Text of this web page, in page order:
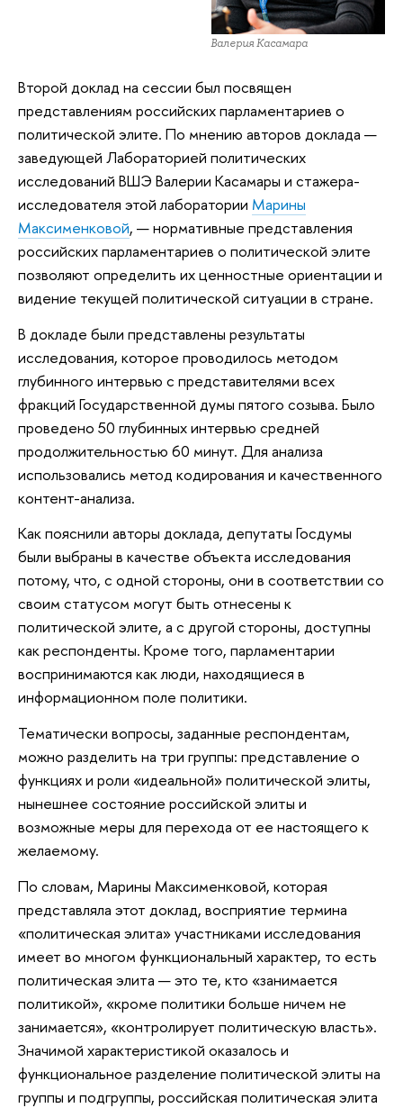
Валерия Касамара
Второй доклад на сессии был посвящен
представлениям российских парламентариев о
политической элите. По мнению авторов доклада —
заведующей Лабораторией политических
исследований ВШЭ Валерии Касамары и стажера-
исследователя этой лаборатории Марины
Максименковой, — нормативные представления
российских парламентариев о политической элите
позволяют определить их ценностные ориентации и
видение текущей политической ситуации в стране.
В докладе были представлены результаты
исследования, которое проводилось методом
глубинного интервью с представителями всех
фракций Государственной думы пятого созыва. Было
проведено 50 глубинных интервью средней
продолжительностью 60 минут. Для анализа
использовались метод кодирования и качественного
контент-анализа.
Как пояснили авторы доклада, депутаты Госдумы
были выбраны в качестве объекта исследования
потому, что, с одной стороны, они в соответствии со
своим статусом могут быть отнесены к
политической элите, а с другой стороны, доступны
как респонденты. Кроме того, парламентарии
воспринимаются как люди, находящиеся в
информационном поле политики.
Тематически вопросы, заданные респондентам,
можно разделить на три группы: представление о
функциях и роли «идеальной» политической элиты,
нынешнее состояние российской элиты и
возможные меры для перехода от ее настоящего к
желаемому.
По словам, Марины Максименковой, которая
представляла этот доклад, восприятие термина
«политическая элита» участниками исследования
имеет во многом функциональный характер, то есть
политическая элита — это те, кто «занимается
политикой», «кроме политики больше ничем не
занимается», «контролирует политическую власть».
Значимой характеристикой оказалось и
функциональное разделение политической элиты на
группы и подгруппы, российская политическая элита